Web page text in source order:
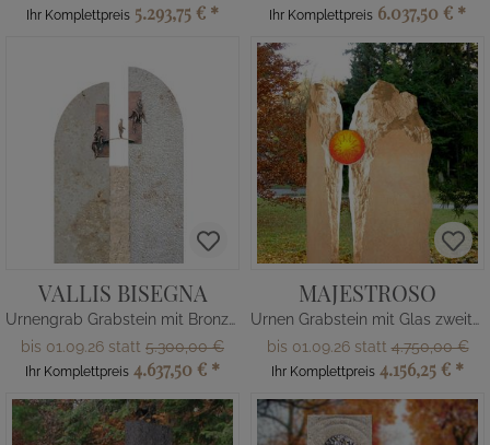
Ihr Komplettpreis 5.293,75 € * Ihr Komplettpreis 6.037,50 € *
VALLIS BISEGNA
Urnengrab Grabstein mit Bronze Ornament
bis 01.09.26 statt 5.300,00 €
Ihr Komplettpreis 4.637,50 € *
MAJESTROSO
Urnen Grabstein mit Glas zweiteilig
bis 01.09.26 statt4.750,00 €
Ihr Komplettpreis 4.156,25 € *